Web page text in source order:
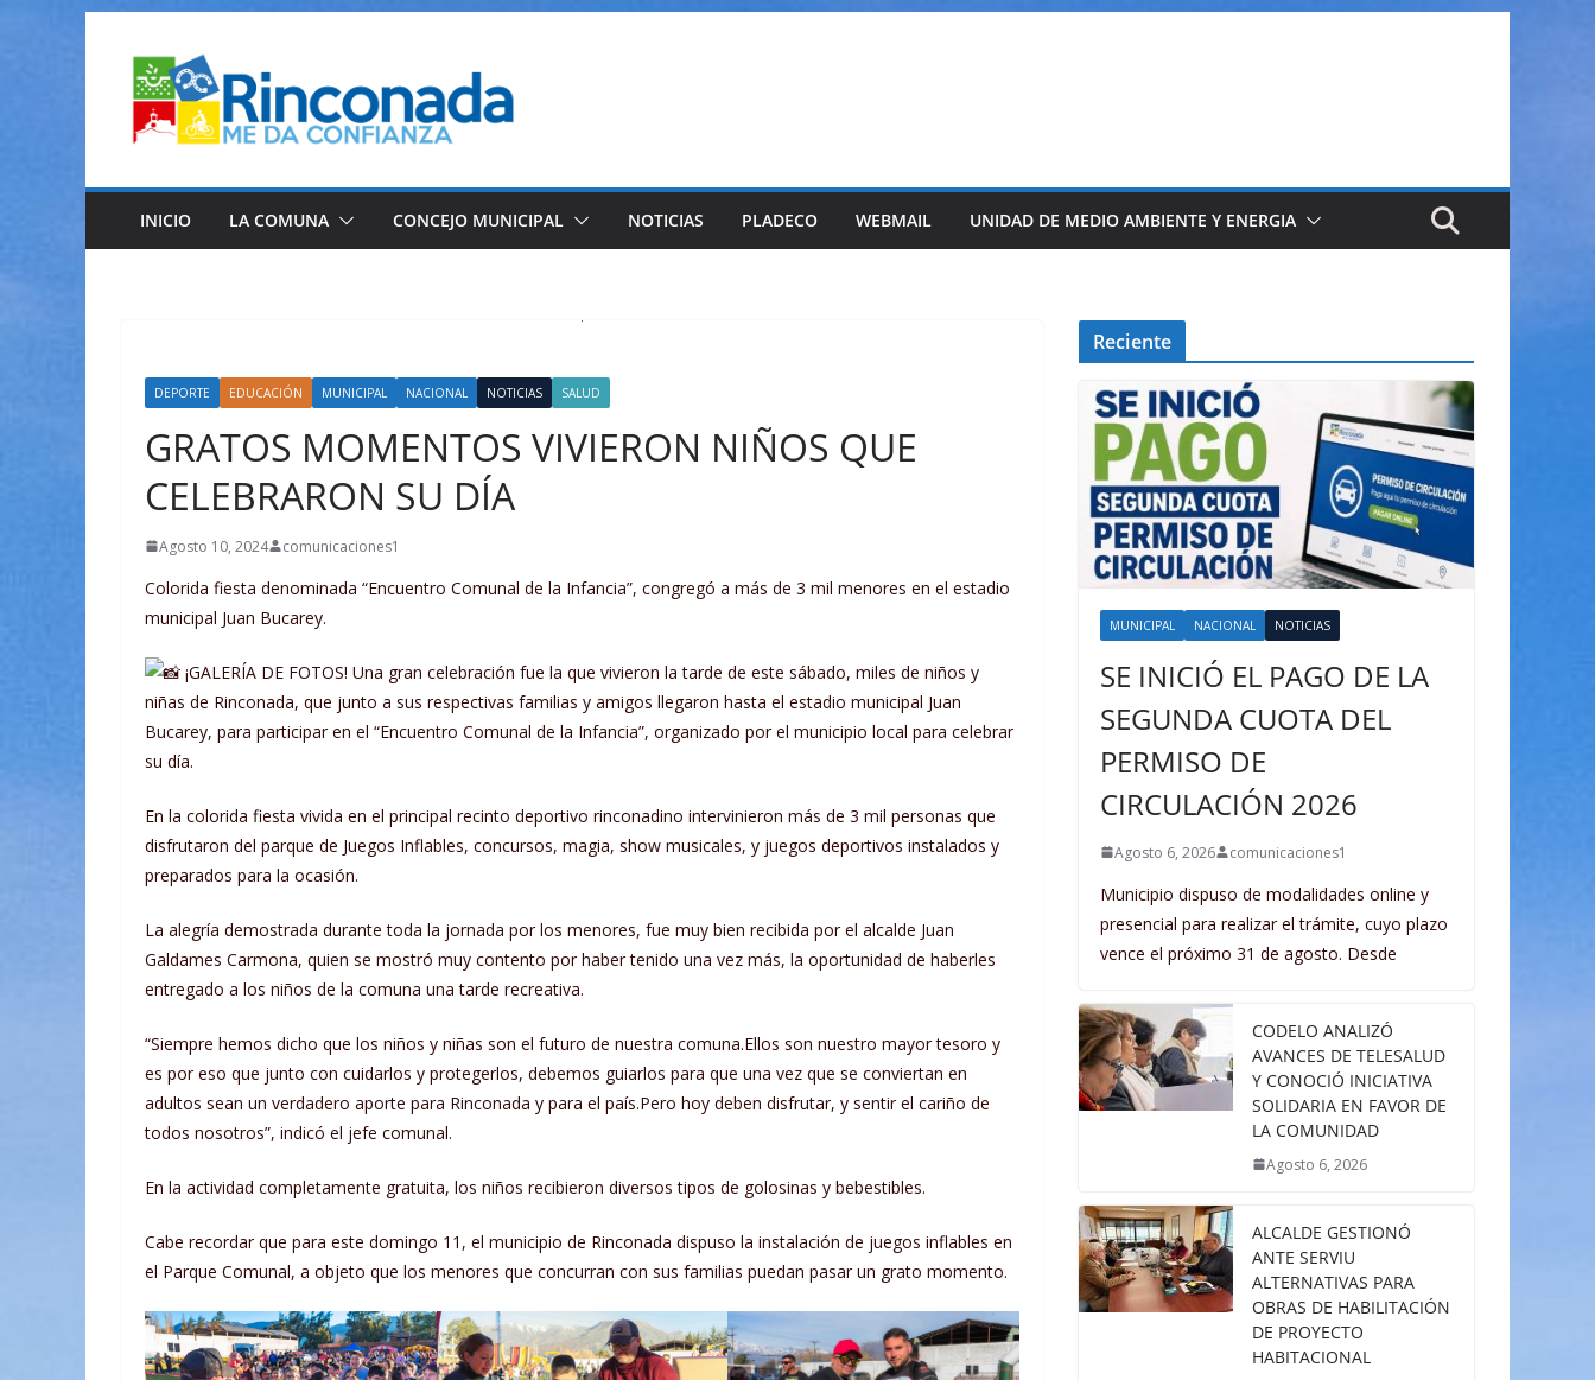
contenido
INICIO LA COMUNA CONCEJO MUNICIPAL NOTICIAS PLADECO WEBMAIL UNIDAD DE MEDIO AMBIENTE Y ENERGIA
DEPORTE EDUCACIÓN MUNICIPAL NACIONAL NOTICIAS SALUD
GRATOS MOMENTOS VIVIERON NIÑOS QUE
CELEBRARON SU DÍA
Agosto 10, 2024 comunicaciones1
Colorida fiesta denominada “Encuentro Comunal de la Infancia”, congregó a más de 3 mil menores en el estadio
municipal Juan Bucarey.
¡GALERÍA DE FOTOS! Una gran celebración fue la que vivieron la tarde de este sábado, miles de niños y
niñas de Rinconada, que junto a sus respectivas familias y amigos llegaron hasta el estadio municipal Juan
Bucarey, para participar en el “Encuentro Comunal de la Infancia”, organizado por el municipio local para celebrar
su día.
En la colorida fiesta vivida en el principal recinto deportivo rinconadino intervinieron más de 3 mil personas que
disfrutaron del parque de Juegos Inflables, concursos, magia, show musicales, y juegos deportivos instalados y
preparados para la ocasión.
La alegría demostrada durante toda la jornada por los menores, fue muy bien recibida por el alcalde Juan
Galdames Carmona, quien se mostró muy contento por haber tenido una vez más, la oportunidad de haberles
entregado a los niños de la comuna una tarde recreativa.
“Siempre hemos dicho que los niños y niñas son el futuro de nuestra comuna.Ellos son nuestro mayor tesoro y
es por eso que junto con cuidarlos y protegerlos, debemos guiarlos para que una vez que se conviertan en
adultos sean un verdadero aporte para Rinconada y para el país.Pero hoy deben disfrutar, y sentir el cariño de
todos nosotros”, indicó el jefe comunal.
En la actividad completamente gratuita, los niños recibieron diversos tipos de golosinas y bebestibles.
Cabe recordar que para este domingo 11, el municipio de Rinconada dispuso la instalación de juegos inflables en
el Parque Comunal, a objeto que los menores que concurran con sus familias puedan pasar un grato momento.
Reciente
MUNICIPAL NACIONAL NOTICIAS
SE INICIÓ EL PAGO DE LA
SEGUNDA CUOTA DEL
PERMISO DE
CIRCULACIÓN 2026
Agosto 6, 2026 comunicaciones1
Municipio dispuso de modalidades online y
presencial para realizar el trámite, cuyo plazo
vence el próximo 31 de agosto. Desde
CODELO ANALIZÓ
AVANCES DE TELESALUD
Y CONOCIÓ INICIATIVA
SOLIDARIA EN FAVOR DE
LA COMUNIDAD
Agosto 6, 2026
ALCALDE GESTIONÓ
ANTE SERVIU
ALTERNATIVAS PARA
OBRAS DE HABILITACIÓN
DE PROYECTO
HABITACIONAL